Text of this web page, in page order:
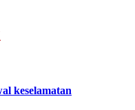
keselamatan